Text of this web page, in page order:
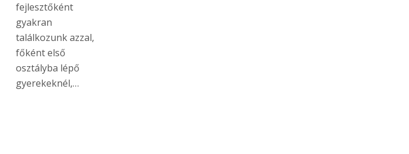
fejlesztőként
gyakran
találkozunk azzal,
főként első
osztályba lépő
gyerekeknél,…